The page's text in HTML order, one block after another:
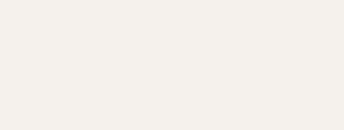
verrassend licht en ruim. De open keuken
een fijne plek om te koken, borrelen of relaxen. De